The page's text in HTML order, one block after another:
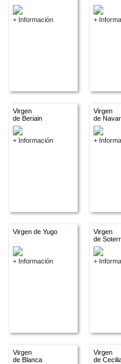
+ Información +
Virgen
de Beriain
+ Información
Virgen
de
+
Virgen de Yugo
+ Información
Virgen
de
+
Virgen
de Blanca
Virgen
de